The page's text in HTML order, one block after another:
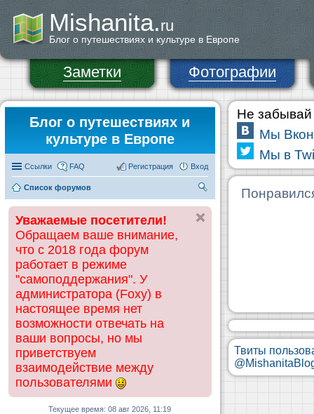
Mishanita.ru
Блог о путешествиях и культуре в Европе
Заметки Фотографии
Блог о путешествиях и
культуре в Европе
Ссылки FAQ Вход
Регистрация
Список форумов
ск
Уважаемые посетители!
Обращаем ваше внимание,
что с 2018 года форум
работает в режиме
"самоподдержания". У
администратора (Foxy) в
настоящее время нет
возможности отвечать на
ваши вопросы, но мы
приветствуем
взаимодействие между
пользователями
Текущее время: 08 авг 2026, 11:19
Не забывай
Мы
Мы в
Твиты